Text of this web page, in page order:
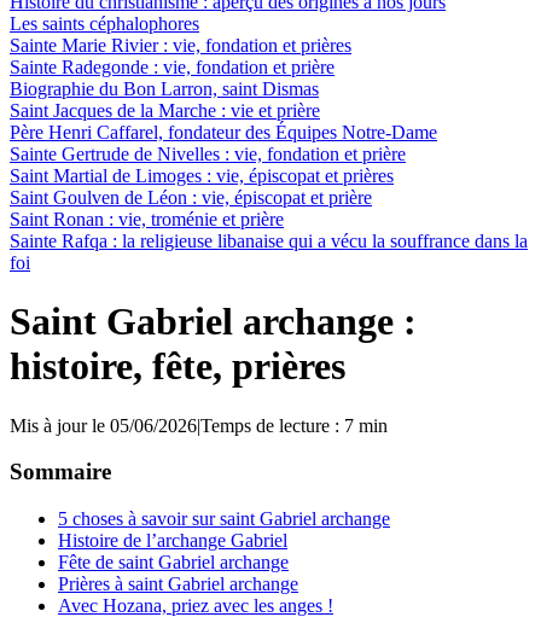
Les saints céphalophores
Sainte Marie Rivier : vie, fondation et prières
Sainte Radegonde : vie, fondation et prière
Biographie du Bon Larron, saint Dismas
Saint Jacques de la Marche : vie et prière
Père Henri Caffarel, fondateur des Équipes Notre-Dame
Sainte Gertrude de Nivelles : vie, fondation et prière
Saint Martial de Limoges : vie, épiscopat et prières
Saint Goulven de Léon : vie, épiscopat et prière
Saint Ronan : vie, troménie et prière
Sainte Rafqa : la religieuse libanaise qui a vécu la souffrance dans la
foi
Saint Gabriel archange :
histoire, fête, prières
Mis à jour le 05/06/2026|Temps de lecture : 7 min
Sommaire
5 choses à savoir sur saint Gabriel archange
Histoire de l’archange Gabriel
Fête de saint Gabriel archange
Prières à saint Gabriel archange
Avec Hozana, priez avec les anges !